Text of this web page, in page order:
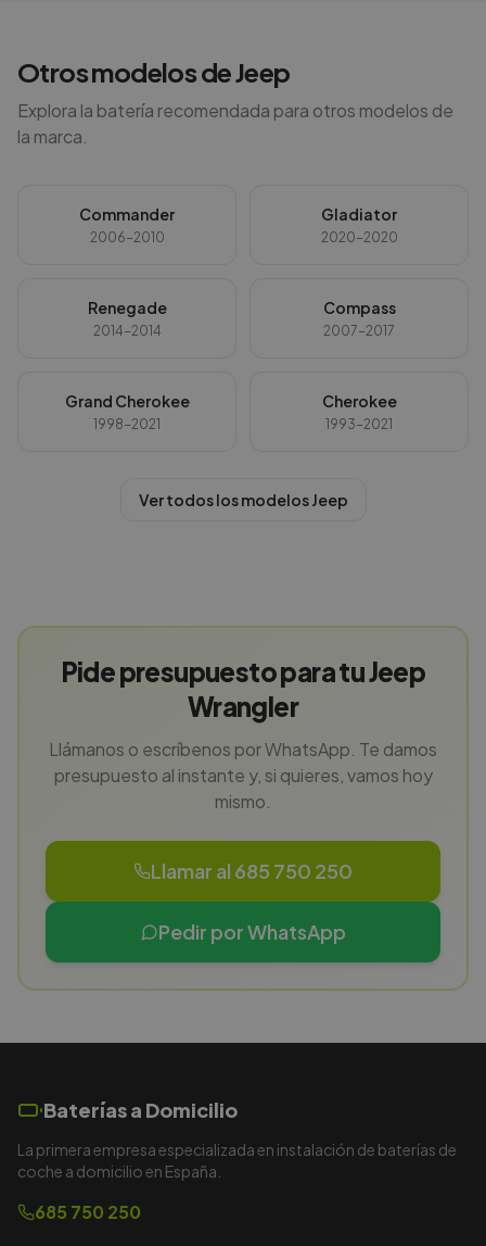
Otros modelos deJeep
Explora la batería recomendada para otros modelos de
la marca.
Commander
2006-2010
Gladiator
2020-2020
Renegade
2014-2014
Compass
2007-2017
Grand Cherokee
1998-2021
Cherokee
1993-2021
Ver todos los modelosJeep
Pide presupuesto para tu Jeep
Wrangler
Llámanos o escríbenos por WhatsApp. Te damos
presupuesto al instante y, si quieres, vamos hoy
mismo.
Llamar al 685 750 250
Pedir por WhatsApp
Baterías a Domicilio
La primera empresa especializada en instalación de baterías de
coche a domicilio en España.
685 750 250